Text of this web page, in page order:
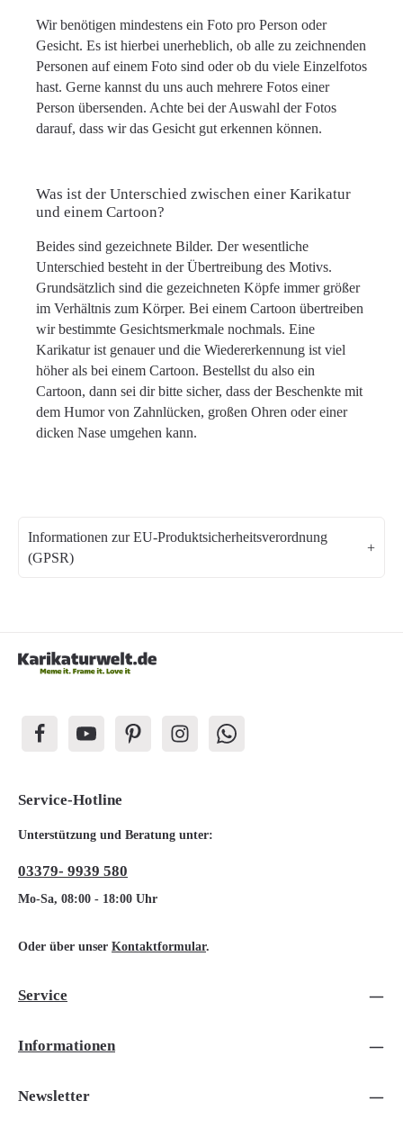
Wir benötigen mindestens ein Foto pro Person oder
Gesicht. Es ist hierbei unerheblich, ob alle zu zeichnenden
Personen auf einem Foto sind oder ob du viele Einzelfotos
hast. Gerne kannst du uns auch mehrere Fotos einer
Person übersenden. Achte bei der Auswahl der Fotos
darauf, dass wir das Gesicht gut erkennen können.
Was ist der Unterschied zwischen einer Karikatur
und einem Cartoon?
Beides sind gezeichnete Bilder. Der wesentliche
Unterschied besteht in der Übertreibung des Motivs.
Grundsätzlich sind die gezeichneten Köpfe immer größer
im Verhältnis zum Körper. Bei einem Cartoon übertreiben
wir bestimmte Gesichtsmerkmale nochmals. Eine
Karikatur ist genauer und die Wiedererkennung ist viel
höher als bei einem Cartoon. Bestellst du also ein
Cartoon, dann sei dir bitte sicher, dass der Beschenkte mit
dem Humor von Zahnlücken, großen Ohren oder einer
dicken Nase umgehen kann.
Informationen zur EU-Produktsicherheitsverordnung
(GPSR)
Service-Hotline
Unterstützung und Beratung unter:
03379- 9939 580
Mo-Sa, 08:00 - 18:00 Uhr
Oder über unser Kontaktformular.
Service
Informationen
Newsletter